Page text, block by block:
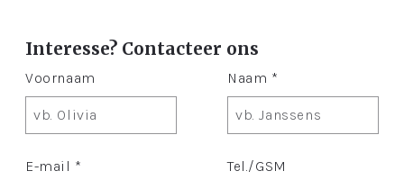
Interesse? Contacteer ons
Voornaam Naam *
E-mail * Tel./GSM